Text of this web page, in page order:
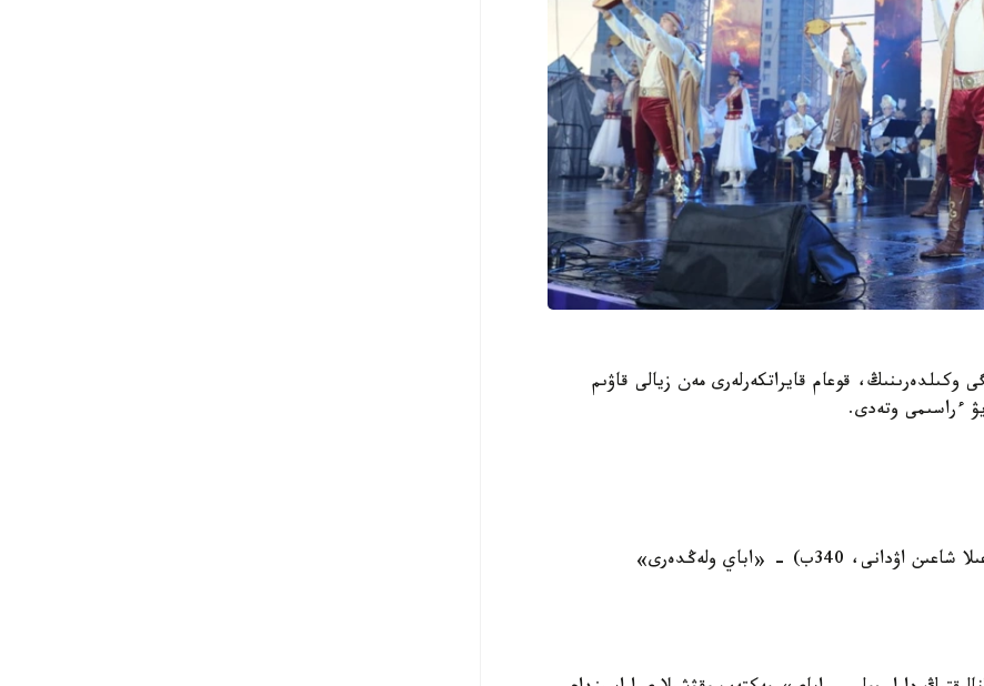
اكىمدىگى وكىلدەرىنىڭ، قوعام قايراتكەرلەرى مەن زيالى قاۋىم
ءراسىمى وتەدى.
16:00, ناۋرىزباي اۋدانىنىڭ كوميۋنيتي ورتالىعى (شۇعىلا شاعىن اۋدانى، 340ب) - «اباي ولەڭدەرى»